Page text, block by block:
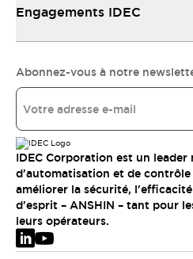
Engagements IDEC
Abonnez-vous à notre
IDEC Corporation est un
d'automatisation et de contrôle
améliorer la sécurité,
d'esprit – ANSHIN – tant pour
leurs opérateurs.